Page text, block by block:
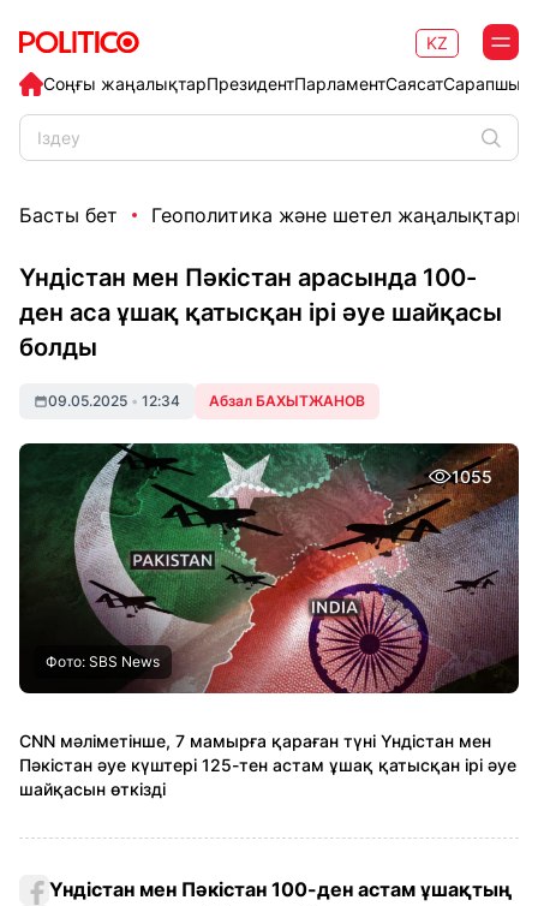
Соңғы жаңалықтарПрезидентПарламентСаясат
KZ
Басты бет Геополитика және шетел жаңалықтары
Үндістан мен Пәкістан арасында 100-
ден аса ұшақ қатысқан ірі әуе шайқасы
болды
09.05.2025 • 12:34 Абзал БАХЫТЖАНОВ
1055
Фото: SBS News
CNN мәліметінше, 7 мамырға қараған түні Үндістан мен
Пәкістан әуе күштері 125-тен астам ұшақ қатысқан ірі әуе
шайқасын өткізді
Үндістан мен Пәкістан 100-ден астам ұшақтың